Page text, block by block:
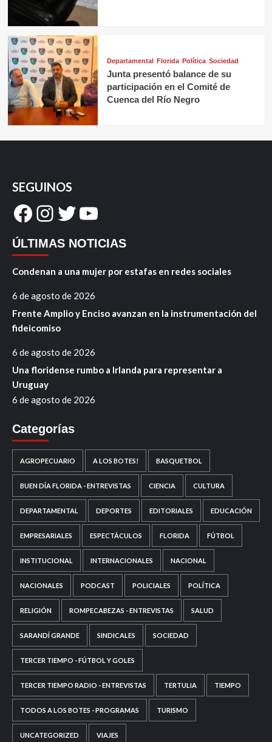
Departamental Florida Política Sociedad
Junta presentó balance de su
participación en el Comité de
Cuenca del Río Negro
SEGUINOS
Facebook
Instagram
Twitter
YouTube
ÚLTIMAS NOTICIAS
Condenan a una mujer por estafas en redes sociales
6 de agosto de 2026
Frente Amplio y Enciso avanzan en la instrumentación del
fideicomiso
6 de agosto de 2026
Una floridense rumbo a Irlanda para representar a
Uruguay
6 de agosto de 2026
Categorías
AGROPECUARIO A LOS BOTES! BASQUETBOL
BUEN DÍA FLORIDA - ENTREVISTAS CIENCIA CULTURA
DEPARTAMENTAL DEPORTES EDITORIALES EDUCACIÓN
EMPRESARIALES ESPECTÁCULOS FLORIDA FÚTBOL
INSTITUCIONAL INTERNACIONALES NACIONAL
NACIONALES PODCAST POLICIALES POLÍTICA
RELIGIÓN ROMPECABEZAS - ENTREVISTAS SALUD
SARANDÍ GRANDE SINDICALES SOCIEDAD
TERCER TIEMPO - FÚTBOL Y GOLES
TERCER TIEMPO RADIO - ENTREVISTAS TERTULIA TIEMPO
TODOS A LOS BOTES - PROGRAMAS TURISMO
UNCATEGORIZED VIAJES